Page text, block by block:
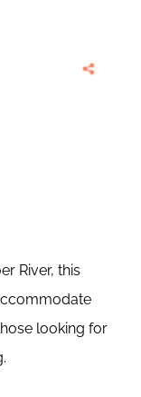
River, this
looking for